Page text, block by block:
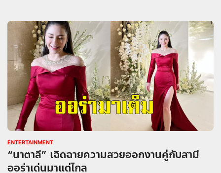
ENTERTAINMENT
“นาตาลี” เฉิดฉายความสวยออกงานคู่กับสามี
ออร่าเด่นมาแต่ไกล